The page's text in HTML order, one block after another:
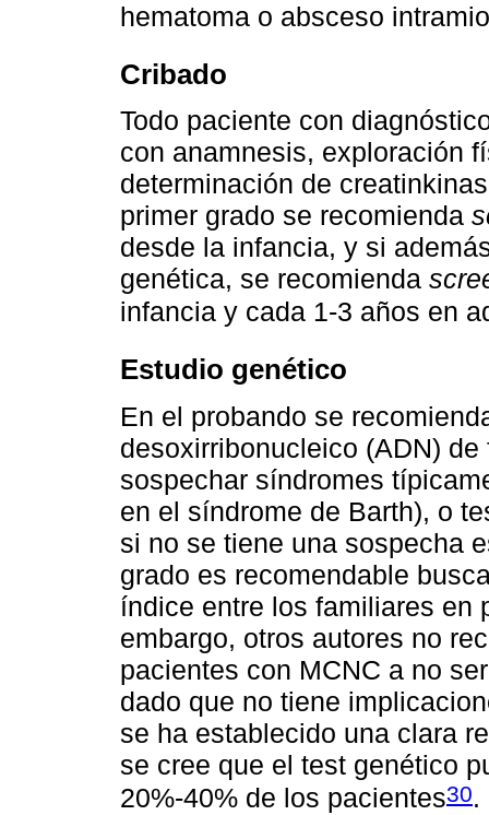
hematoma o absceso
Cribado
Todo paciente con
con anamnesis, exploración
determinación de
primer grado se recomienda
desde la infancia, y si
genética, se recomienda
infancia y cada 1-3 años en
Estudio genético
En el probando se
desoxirribonucleico (ADN)
sospechar síndromes
en el síndrome de Barth), o
si no se tiene una sospecha
grado es recomendable
índice entre los familiares en
embargo, otros autores no
pacientes con MCNC a no
dado que no tiene
se ha establecido una clara
se cree que el test genético
20%-40% de los pacientes30.